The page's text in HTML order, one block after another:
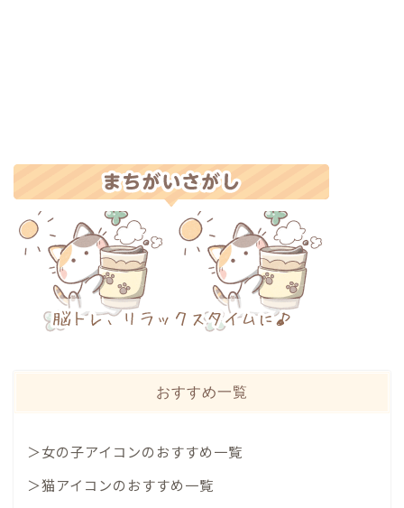
おすすめ一覧
＞女の子アイコンのおすすめ一覧
＞猫アイコンのおすすめ一覧